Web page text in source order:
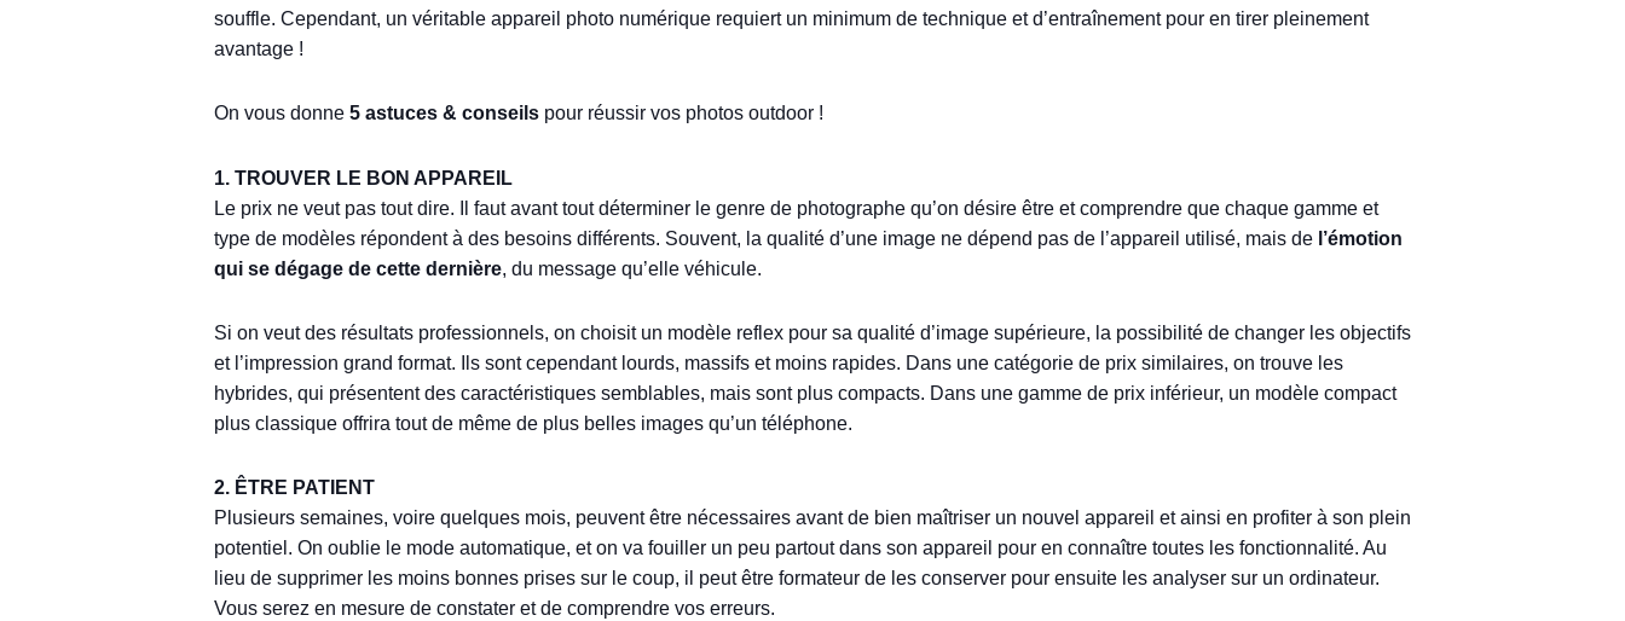
souffle. Cependant, un véritable appareil photo numérique requiert un minimum de technique et d’entraînement pour en tirer pleinement
avantage !
On vous donne 5 astuces & conseils pour réussir vos photos outdoor !
1. TROUVER LE BON APPAREIL
Le prix ne veut pas tout dire. Il faut avant tout déterminer le genre de photographe qu’on désire être et comprendre que chaque gamme et
type de modèles répondent à des besoins différents. Souvent, la qualité d’une image ne dépend pas de l’appareil utilisé, mais de l’émotion
qui se dégage de cette dernière, du message qu’elle véhicule.
Si on veut des résultats professionnels, on choisit un modèle reflex pour sa qualité d’image supérieure, la possibilité de changer les objectifs
et l’impression grand format. Ils sont cependant lourds, massifs et moins rapides. Dans une catégorie de prix similaires, on trouve les
hybrides, qui présentent des caractéristiques semblables, mais sont plus compacts. Dans une gamme de prix inférieur, un modèle compact
plus classique offrira tout de même de plus belles images qu’un téléphone.
2. ÊTRE PATIENT
Plusieurs semaines, voire quelques mois, peuvent être nécessaires avant de bien maîtriser un nouvel appareil et ainsi en profiter à son plein
potentiel. On oublie le mode automatique, et on va fouiller un peu partout dans son appareil pour en connaître toutes les fonctionnalité. Au
lieu de supprimer les moins bonnes prises sur le coup, il peut être formateur de les conserver pour ensuite les analyser sur un ordinateur.
Vous serez en mesure de constater et de comprendre vos erreurs.